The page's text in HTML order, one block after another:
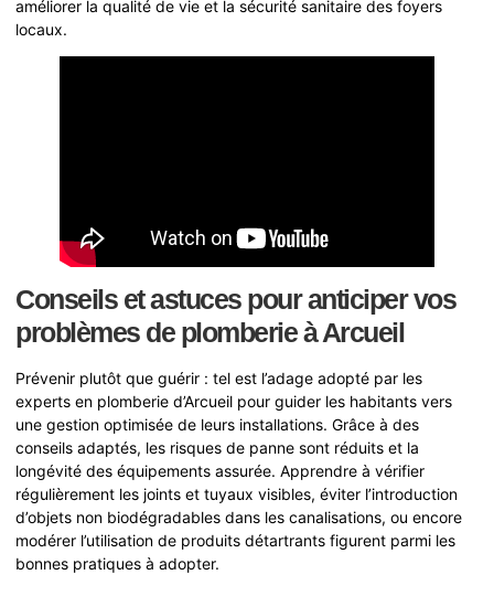
améliorer la qualité de vie et la sécurité sanitaire des foyers
locaux.
Conseils et astuces pour anticiper vos
problèmes de plomberie à Arcueil
Prévenir plutôt que guérir : tel est l’adage adopté par les
experts en plomberie d’Arcueil pour guider les habitants vers
une gestion optimisée de leurs installations. Grâce à des
conseils adaptés, les risques de panne sont réduits et la
longévité des équipements assurée. Apprendre à vérifier
régulièrement les joints et tuyaux visibles, éviter l’introduction
d’objets non biodégradables dans les canalisations, ou encore
modérer l’utilisation de produits détartrants figurent parmi les
bonnes pratiques à adopter.